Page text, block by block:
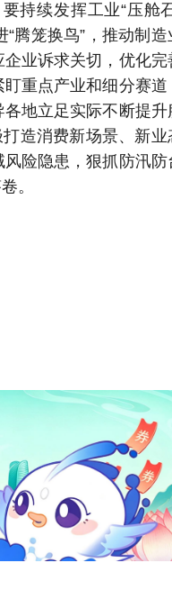
持续发挥工业“压舱
腾笼换鸟”，推动制造
业诉求关切，优化完
重点产业和细分赛道
地立足实际不断提升
造消费新场景、新业
险隐患，狠抓防汛防
。